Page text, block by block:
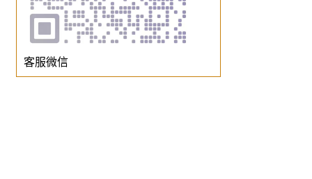
客服微信